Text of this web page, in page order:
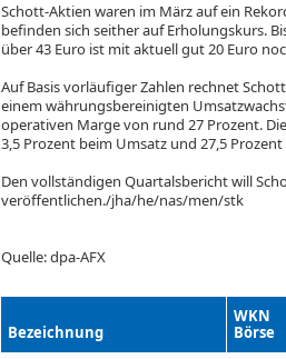
Schott-Aktien waren im März auf ein
befinden sich seither auf Erholungskurs.
über 43 Euro ist mit aktuell gut 20 Euro
Auf Basis vorläufiger Zahlen rechnet
einem währungsbereinigten
operativen Marge von rund 27 Prozent.
3,5 Prozent beim Umsatz und 27,5
Den vollständigen Quartalsbericht will
veröffentlichen./jha/he/nas/men/stk
Quelle: dpa-AFX
Bezeichnung
WKN
Börse